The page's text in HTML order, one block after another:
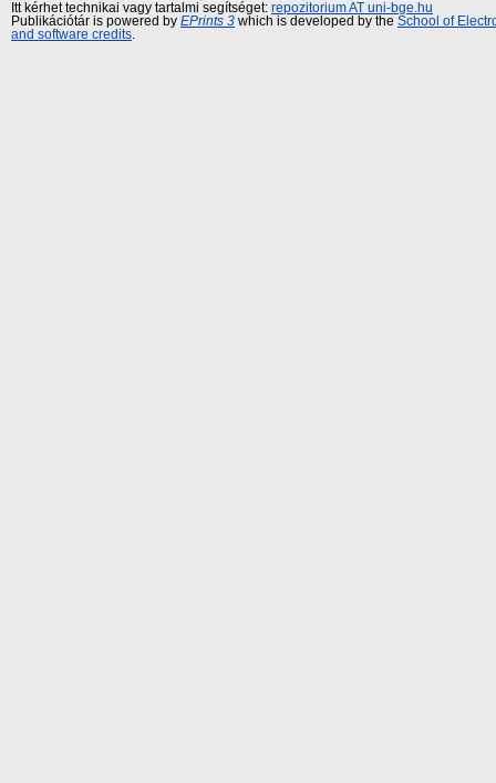
Itt kérhet technikai vagy tartalmi segítséget: repozitorium AT uni-bge.hu
Publikációtár is powered by EPrints 3 which is developed by the School of
and software credits.